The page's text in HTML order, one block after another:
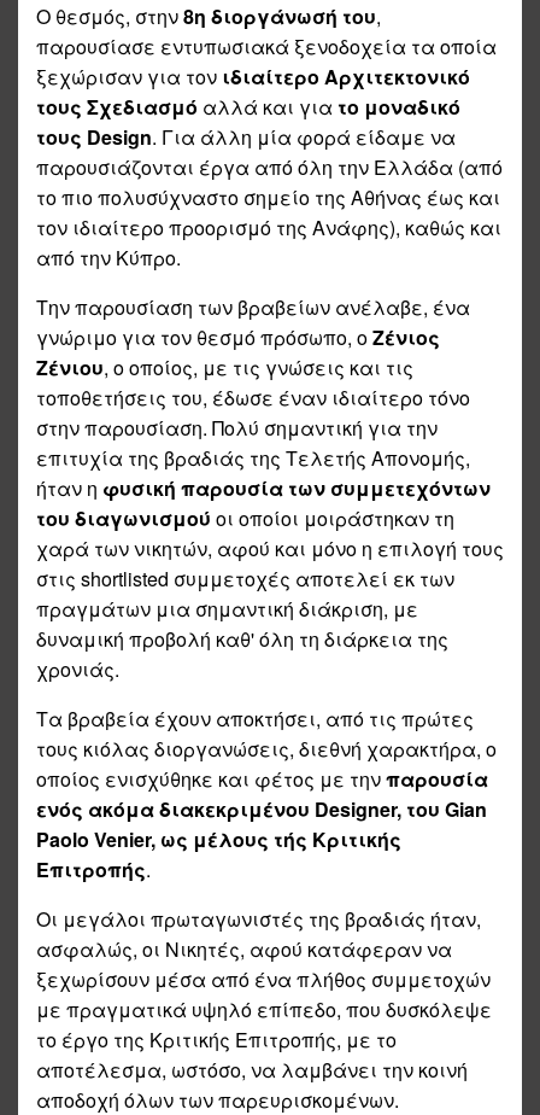
Ο θεσμός, στην8η διοργάνωσή του,
παρουσίασε εντυπωσιακά ξενοδοχεία τα οποία
ξεχώρισαν για τον ιδιαίτερο Αρχιτεκτονικό
τους Σχεδιασμό αλλά και για το μοναδικό
τους Design. Για άλλη μία φορά είδαμε να
παρουσιάζονται έργα από όλη την Ελλάδα (από
το πιο πολυσύχναστο σημείο της Αθήνας έως και
τον ιδιαίτερο προορισμό της Ανάφης), καθώς και
από την Κύπρο.
Την παρουσίαση των βραβείων ανέλαβε, ένα
γνώριμο για τον θεσμό πρόσωπο, οΖένιος
Ζένιου, ο οποίος, με τις γνώσεις και τις
τοποθετήσεις του, έδωσε έναν ιδιαίτερο τόνο
στην παρουσίαση. Πολύ σημαντική για την
επιτυχία της βραδιάς της Τελετής Απονομής,
ήταν η φυσική παρουσία των συμμετεχόντων
του διαγωνισμού οι οποίοι μοιράστηκαν τη
χαρά των νικητών, αφού και μόνο η επιλογή τους
στις shortlisted συμμετοχές αποτελεί εκ των
πραγμάτων μια σημαντική διάκριση, με
δυναμική προβολή καθ' όλη τη διάρκεια της
χρονιάς.
Τα βραβεία έχουν αποκτήσει, από τις πρώτες
τους κιόλας διοργανώσεις, διεθνή χαρακτήρα, ο
οποίος ενισχύθηκε και φέτος με τηνπαρουσία
ενός ακόμα διακεκριμένου Designer, του Gian
Paolo Venier, ως μέλους τής Κριτικής
Επιτροπής.
Οι μεγάλοι πρωταγωνιστές της βραδιάς ήταν,
ασφαλώς, οι Νικητές, αφού κατάφεραν να
ξεχωρίσουν μέσα από ένα πλήθος συμμετοχών
με πραγματικά υψηλό επίπεδο, που δυσκόλεψε
το έργο της Κριτικής Επιτροπής, με το
αποτέλεσμα, ωστόσο, να λαμβάνει την κοινή
αποδοχή όλων των παρευρισκομένων.